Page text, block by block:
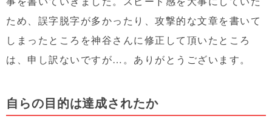
ため、誤字脱字が多かったり、攻撃的な文章を書いて
しまったところを神谷さんに修正して頂いたところ
は、申し訳ないですが…。ありがとうございます。
自らの目的は達成されたか